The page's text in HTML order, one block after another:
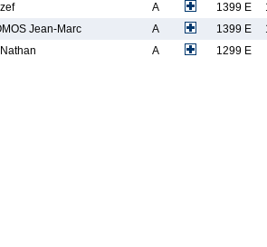
A 1399 E
Jean-Marc A 1399 E
A 1299 E